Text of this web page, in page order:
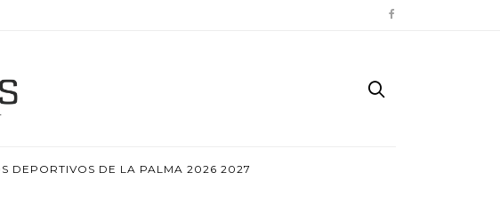
DEPORTIVOS DE LA PALMA 2026 2027